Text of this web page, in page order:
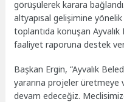
görüşülerek karara
altyapısal gelişimine
toplantıda konuşan
faaliyet raporuna destek
Başkan Ergin, “Ayvalık
yararına projeler üretmeye
devam edeceğiz.